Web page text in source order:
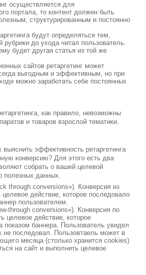
осуществляется для
портала, то контент должен быть
структурированным и постоянно
будут определяться тем,
рубрики до ухода читал пользователь.
будет другая статья из той же
сайтов ретаргетинг может
выгодным и эффективным, но при
можно заработать себе постоянных
как правило, невозможны
и товаров взрослой тематики.
выяснить эффективность ретаргетинга
конверсию? Для этого есть два
собрать о вашей целевой
полезных данных.
through conversions»). Конверсия из
целевое действие, которое последовало
пользователем.
through conversions»). Конверсия по
целевое действие, которое
показом баннера. Пользователь увидел
не последовал. Пользовтаель может в
месяца (столько хранится cookies)
на сайт и выполнить целевое